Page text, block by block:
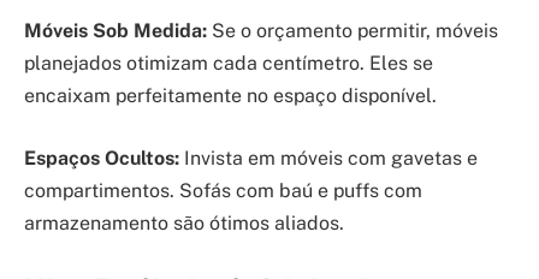
Móveis Sob Medida: Se o orçamento permitir, móveis
planejados otimizam cada centímetro. Eles se
encaixam perfeitamente no espaço disponível.
Espaços Ocultos: Invista em móveis com gavetas e
compartimentos. Sofás com baú e puffs com
armazenamento são ótimos aliados.